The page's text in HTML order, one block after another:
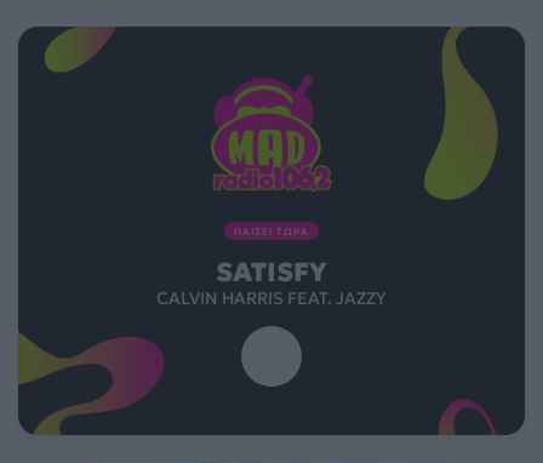
ΠΑΙΖΕΙ ΤΩΡΑ
SATISFY
CALVIN HARRIS FEAT. JAZZY